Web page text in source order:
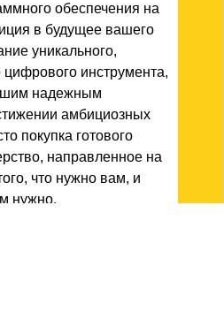
обеспечения на
в будущее вашего
уникального,
цифрового инструмента,
надежным
амбициозных
покупка готового
направленное на
что нужно вам, и
нужно.